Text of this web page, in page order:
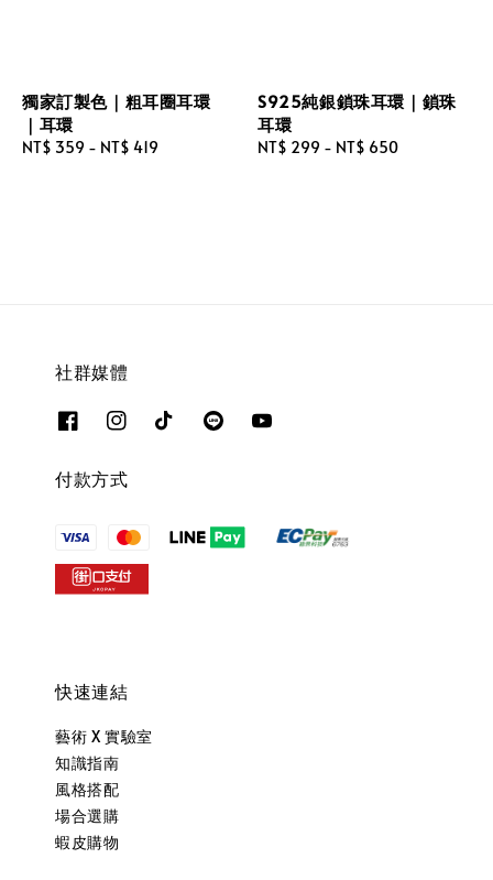
獨家訂製色｜粗耳圈耳環
｜耳環
Regular
NT$ 359 - NT$ 419
S925純銀鎖珠耳環｜鎖珠
耳環
Regular
NT$ 299 - NT$ 650
社群媒體
付款方式
快速連結
藝術 X 實驗室
知識指南
風格搭配
場合選購
蝦皮購物